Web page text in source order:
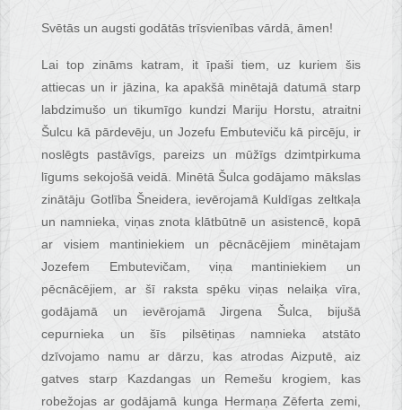
Svētās un augsti godātās trīsvienības vārdā, āmen!
Lai top zināms katram, it īpaši tiem, uz kuriem šis
attiecas un ir jāzina, ka apakšā minētajā datumā starp
labdzimušo un tikumīgo kundzi Mariju Horstu, atraitni
Šulcu kā pārdevēju, un Jozefu Embuteviču kā pircēju, ir
noslēgts pastāvīgs, pareizs un mūžīgs dzimtpirkuma
līgums sekojošā veidā. Minētā Šulca godājamo mākslas
zinātāju Gotlība Šneidera, ievērojamā Kuldīgas zeltkaļa
un namnieka, viņas znota klātbūtnē un asistencē, kopā
ar visiem mantiniekiem un pēcnācējiem minētajam
Jozefem Embutevičam, viņa mantiniekiem un
pēcnācējiem, ar šī raksta spēku viņas nelaiķa vīra,
godājamā un ievērojamā Jirgena Šulca, bijušā
cepurnieka un šīs pilsētiņas namnieka atstāto
dzīvojamo namu ar dārzu, kas atrodas Aizputē, aiz
gatves starp Kazdangas un Remešu krogiem, kas
robežojas ar godājamā kunga Hermaņa Zēferta zemi,